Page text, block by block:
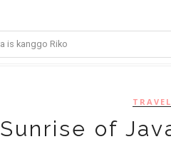
is kanggo Riko
TRAVEL
of